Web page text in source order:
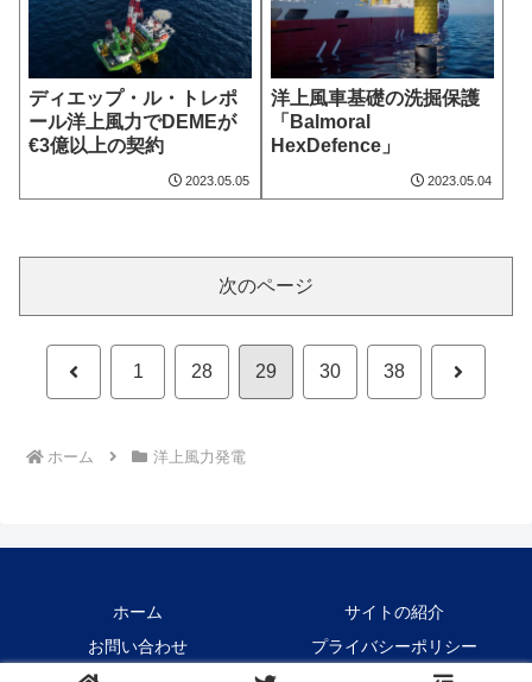
ディエップ・ル・トレポ
ール洋上風力でDEMEが
€3億以上の契約
2023.05.05
洋上風車基礎の洗掘保護
「Balmoral
HexDefence」
2023.05.04
次のページ
前 1 28 29 30 38 次
ホーム 洋上風力発電
ホーム
サイトの紹介
お問い合わせ
プライバシーポリシー